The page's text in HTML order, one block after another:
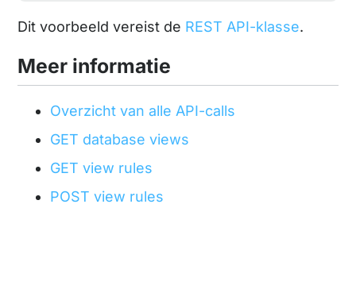
Dit voorbeeld vereist de REST API-klasse.
Meer informatie
Overzicht van alle API-calls
GET database views
GET view rules
POST view rules